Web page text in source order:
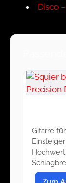
Disco
Gitarre